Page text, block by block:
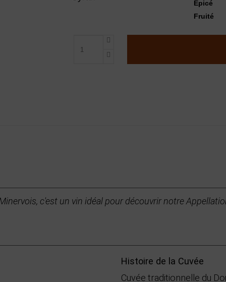
Épicé
Fruité
c'est un vin idéal pour découvrir notre
Histoire de la Cuvée
Cuvée traditionnelle du